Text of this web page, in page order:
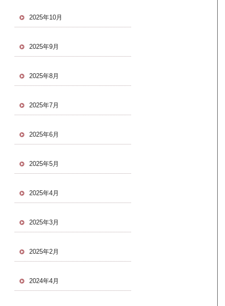
2025年10月
2025年9月
2025年8月
2025年7月
2025年6月
2025年5月
2025年4月
2025年3月
2025年2月
2024年4月